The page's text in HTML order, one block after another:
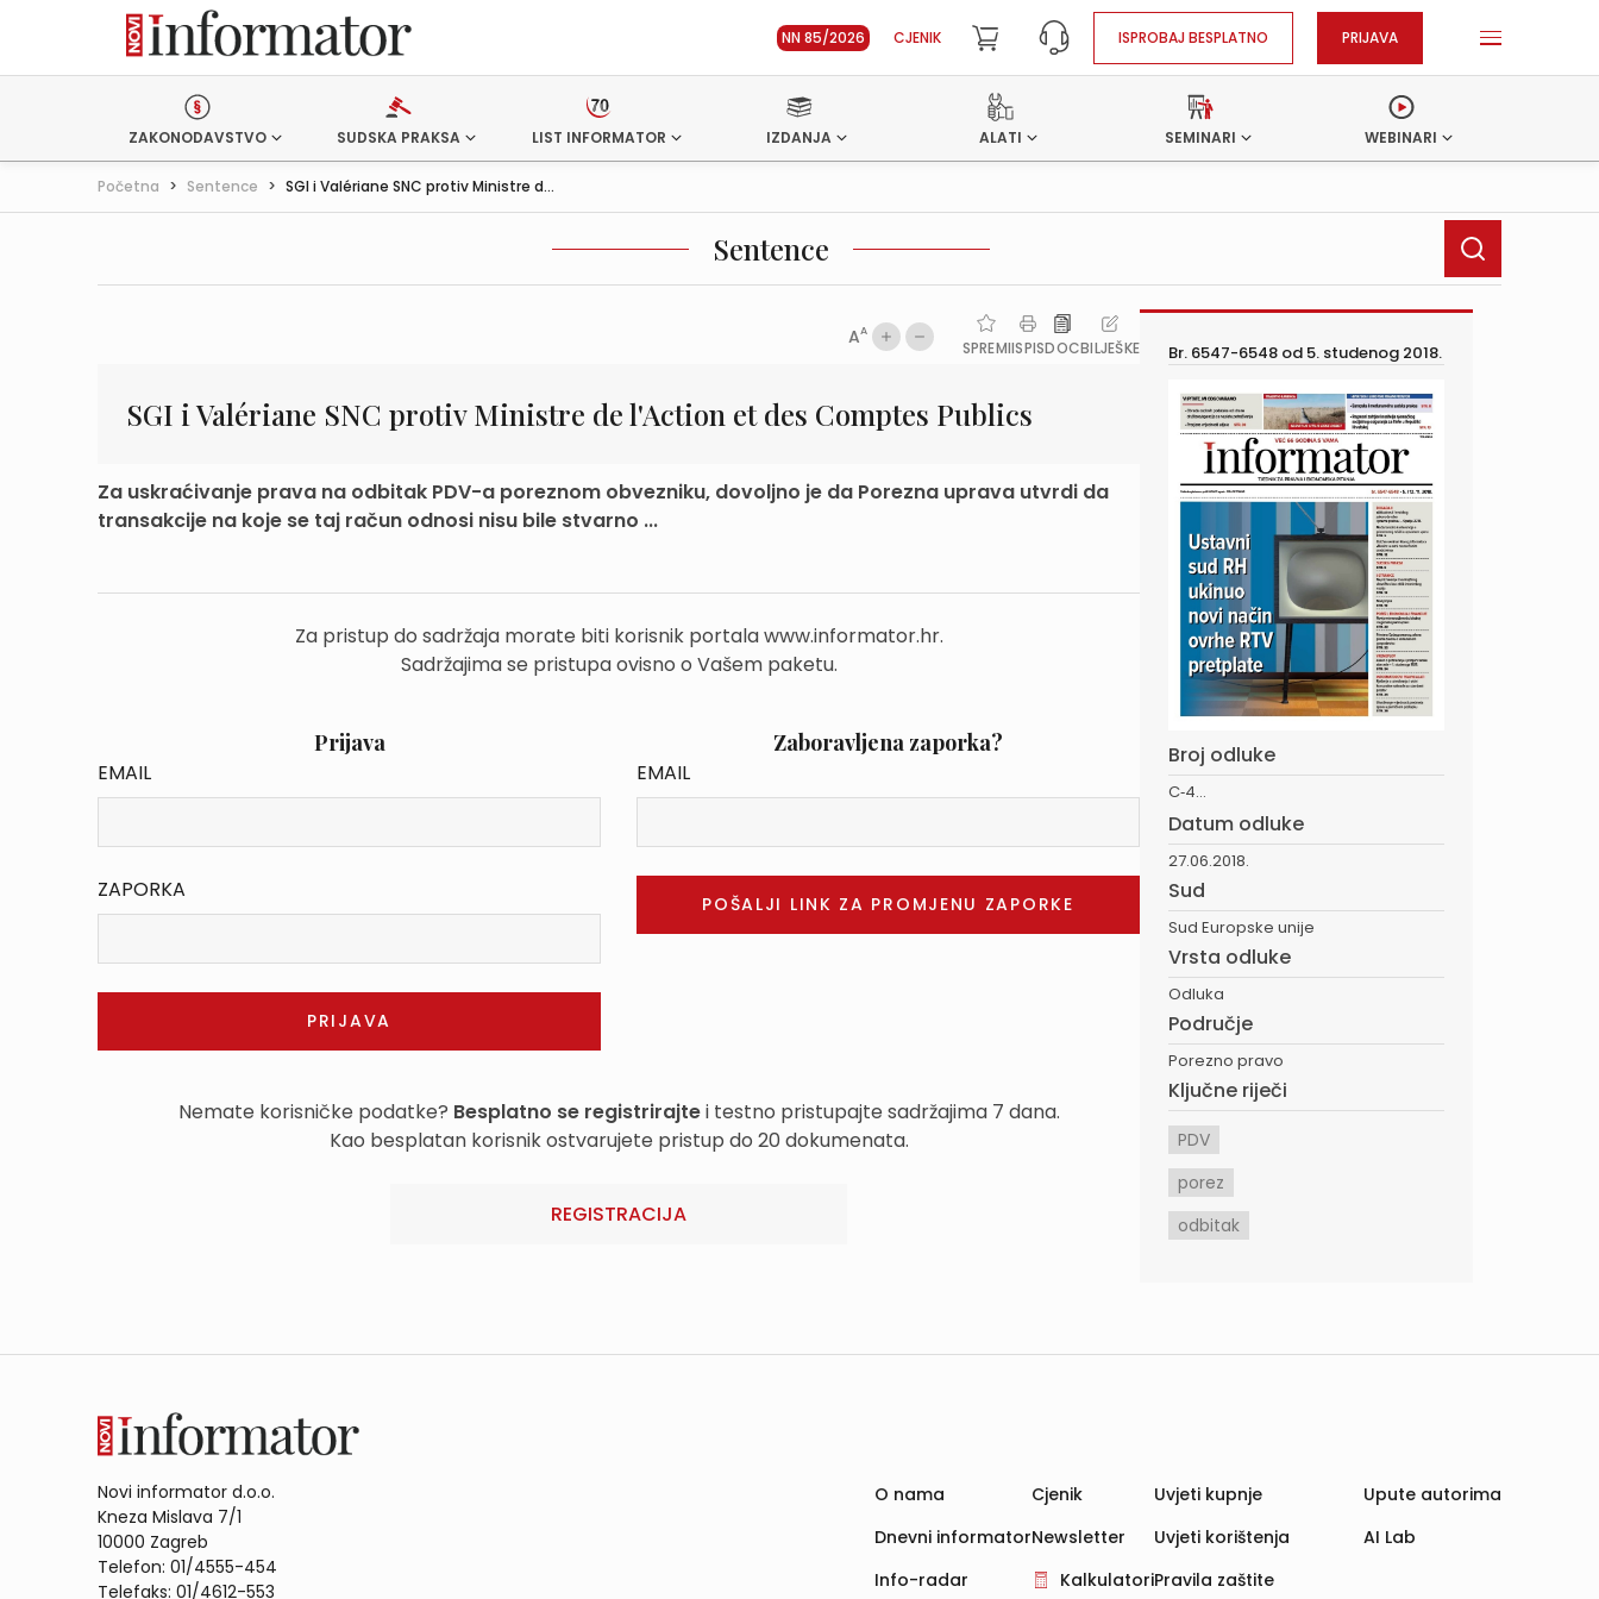
NN 85/2026 CJENIK ISPROBAJ BESPLATNO PRIJAVA
ZAKONODAVSTVO SUDSKA PRAKSA LIST INFORMATOR IZDANJA ALATI SEMINARI WEBINARI
Početna > Sentence > SGI i Valériane SNC protiv Ministre d...
Sentence
AA
SPREMIISPISDOCBILJEŠKE
SGI i Valériane SNC protiv Ministre de l'Action et des Comptes Publics
Za uskraćivanje prava na odbitak PDV-a poreznom obvezniku, dovoljno je da Porezna uprava utvrdi da
transakcije na koje se taj račun odnosi nisu bile stvarno ...
Za pristup do sadržaja morate biti korisnik portala www.informator.hr.
Sadržajima se pristupa ovisno o Vašem paketu.
Prijava
EMAIL
ZAPORKA
Zaboravljena zaporka?
EMAIL
Nemate korisničke podatke? Besplatno se registrirajtei testno pristupajte sadržajima 7 dana.
Kao besplatan korisnik ostvarujete pristup do 20 dokumenata.
REGISTRACIJA
Br. 6547-6548 od 5. studenog 2018.
Broj odluke
C‑4...
Datum odluke
27.06.2018.
Sud
Sud Europske unije
Vrsta odluke
Odluka
Područje
Porezno pravo
Ključne riječi
PDV
porez
odbitak
Novi informator d.o.o.
Kneza Mislava 7/1
10000 Zagreb
Telefon: 01/4555-454
Telefaks: 01/4612-553
O nama
Dnevni informator
Info-radar
Cjenik
Newsletter
Kalkulatori
Uvjeti kupnje
Uvjeti korištenja
Pravila zaštite
Upute autorima
AI Lab